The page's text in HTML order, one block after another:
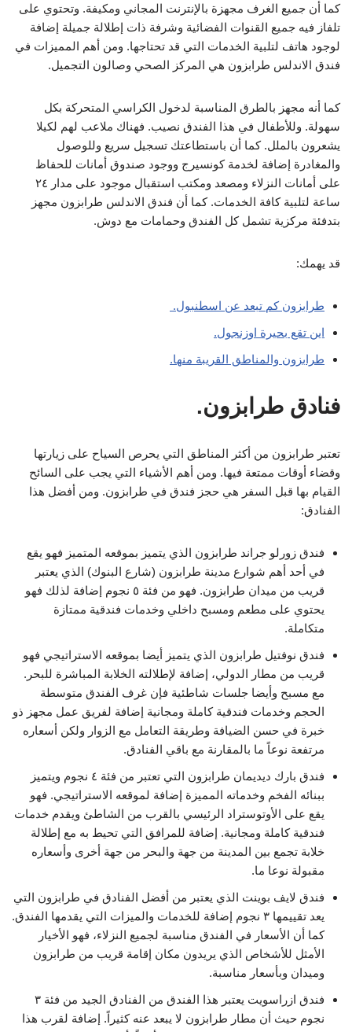
كما أن جميع الغرف مجهزة بالإنترنت المجاني ومكيفة. وتحتوي على
تلفاز فيه جميع القنوات الفضائية وشرفة ذات إطلالة جميلة إضافة
لوجود هاتف لتلبية الخدمات التي قد تحتاجها. ومن أهم المميزات في
فندق الاندلس طرابزون هي المركز الصحي وصالون التجميل.
كما أنه مجهز بالطرق المناسبة لدخول الكراسي المتحركة بكل
سهولة. وللأطفال في هذا الفندق نصيب. فهناك ملاعب لهم لكيلا
يشعرون بالملل. كما أن باستطاعتك تسجيل سريع وللوصول
والمغادرة إضافة لخدمة كونسيرج ووجود صندوق أمانات للحفاظ
على أمانات النزلاء ومصعد ومكتب استقبال موجود على مدار ٢٤
ساعة لتلبية كافة الخدمات. كما أن فندق الاندلس طرابزون مجهز
بتدفئة مركزية تشمل كل الفندق وحمامات مع دوش.
قد يهمك:
طرابزون كم تبعد عن اسطنبول.
اين تقع بحيرة اوزنجول.
طرابزون والمناطق القريبة منها.
فنادق طرابزون.
تعتبر طرابزون من أكثر المناطق التي يحرص السياح على زيارتها
وقضاء أوقات ممتعة فيها. ومن أهم الأشياء التي يجب على السائح
القيام بها قبل السفر هي حجز فندق في طرابزون. ومن أفضل هذا
الفنادق:
فندق زورلو جراند طرابزون الذي يتميز بموقعه المتميز فهو يقع
في أحد أهم شوارع مدينة طرابزون (شارع البنوك) الذي يعتبر
قريب من ميدان طرابزون. فهو من فئة ٥ نجوم إضافة لذلك فهو
يحتوي على مطعم ومسبح داخلي وخدمات فندقية ممتازة
متكاملة.
فندق نوفتيل طرابزون الذي يتميز أيضا بموقعه الاستراتيجي فهو
قريب من مطار الدولي، إضافة لإطلالته الخلابة المباشرة للبحر.
مع مسبح وأيضا جلسات شاطئية فإن غرف الفندق متوسطة
الحجم وخدمات فندقية كاملة ومجانية إضافة لفريق عمل مجهز ذو
خبرة في حسن الضيافة وطريقة التعامل مع الزوار ولكن أسعاره
مرتفعة نوعاً ما بالمقارنة مع باقي الفنادق.
فندق بارك ديديمان طرابزون التي تعتبر من فئة ٤ نجوم ويتميز
ببنائه الفخم وخدماته المميزة إضافة لموقعه الاستراتيجي. فهو
يقع على الأوتوستراد الرئيسي بالقرب من الشاطئ ويقدم خدمات
فندقية كاملة ومجانية. إضافة للمرافق التي تحيط به مع إطلالة
خلابة تجمع بين المدينة من جهة والبحر من جهة أخرى وأسعاره
مقبولة نوعا ما.
فندق لايف بوينت الذي يعتبر من أفضل الفنادق في طرابزون التي
يعد تقييمها ٣ نجوم إضافة للخدمات والميزات التي يقدمها الفندق.
كما أن الأسعار في الفندق مناسبة لجميع النزلاء، فهو الأخيار
الأمثل للأشخاص الذي يريدون مكان إقامة قريب من طرابزون
وميدان وبأسعار مناسبة.
فندق ازراسويت يعتبر هذا الفندق من الفنادق الجيد من فئة ٣
نجوم حيث أن مطار طرابزون لا يبعد عنه كثيراً. إضافة لقرب هذا